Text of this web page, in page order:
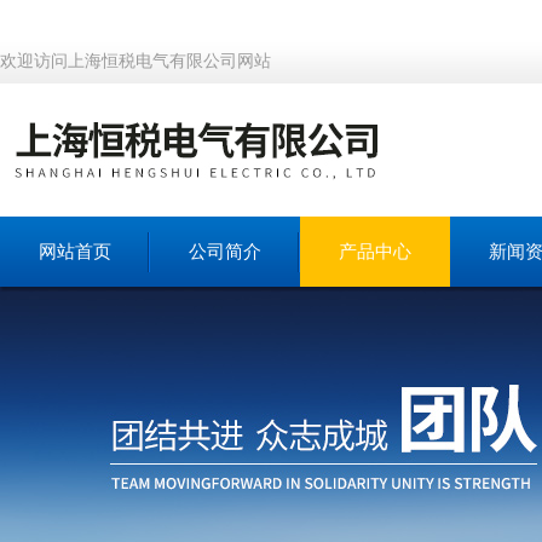
欢迎访问上海恒税电气有限公司网站
网站首页 公司简介 产品中心 新闻